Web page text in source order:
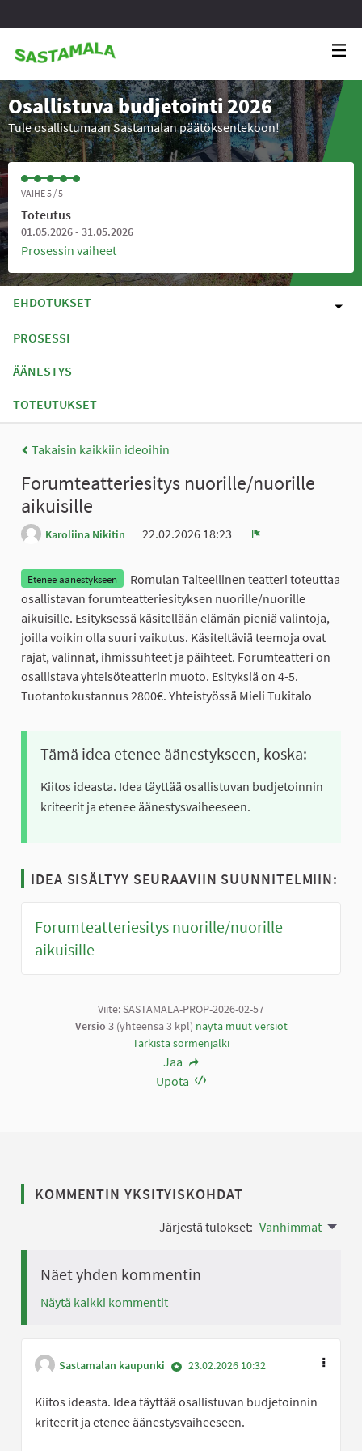
Osallistuva budjetointi 2026
Tule osallistumaan Sastamalan päätöksentekoon!
VAIHE 5 / 5
Toteutus
01.05.2026 - 31.05.2026
Prosessin vaiheet
EHDOTUKSET
PROSESSI
ÄÄNESTYS
TOTEUTUKSET
Takaisin kaikkiin ideoihin
Forumteatteriesitys nuorille/nuorille
aikuisille
Karoliina Nikitin
22.02.2026 18:23
Etenee äänestykseen
Romulan Taiteellinen teatteri toteuttaa
osallistavan forumteatteriesityksen nuorille/nuorille
aikuisille. Esityksessä käsitellään elämän pieniä valintoja,
joilla voikin olla suuri vaikutus. Käsiteltäviä teemoja ovat
rajat, valinnat, ihmissuhteet ja päihteet. Forumteatteri on
osallistava yhteisöteatterin muoto. Esityksiä on 4-5.
Tuotantokustannus 2800€. Yhteistyössä Mieli Tukitalo
Tämä idea etenee äänestykseen, koska:
Kiitos ideasta. Idea täyttää osallistuvan budjetoinnin
kriteerit ja etenee äänestysvaiheeseen.
IDEA SISÄLTYY SEURAAVIIN SUUNNITELMIIN:
Forumteatteriesitys nuorille/nuorille
aikuisille
Viite: SASTAMALA-PROP-2026-02-57
Versio 3(yhteensä 3 kpl) näytä muut versiot
Tarkista sormenjälki
Jaa
Upota
KOMMENTIN YKSITYISKOHDAT
Järjestä tulokset: Vanhimmat
Näet yhden kommentin
Näytä kaikki kommentit
Sastamalan kaupunki 23.02.2026 10:32
Kiitos ideasta. Idea täyttää osallistuvan budjetoinnin
kriteerit ja etenee äänestysvaiheeseen.